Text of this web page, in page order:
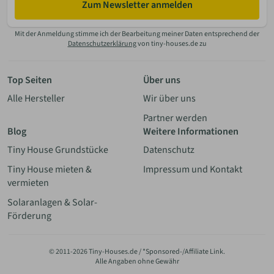
Zum Newsletter anmelden
Mit der Anmeldung stimme ich der Bearbeitung meiner Daten entsprechend der
Datenschutzerklärungvon tiny-houses.de zu
Top Seiten
Alle Hersteller
Über uns
Wir über uns
Partner werden
Blog
Tiny House Grundstücke
Tiny House mieten &
vermieten
Solaranlagen & Solar-
Förderung
Weitere Informationen
Datenschutz
Impressum und Kontakt
© 2011-2026 Tiny-Houses.de / *Sponsored-/Affiliate Link.
Alle Angaben ohne Gewähr